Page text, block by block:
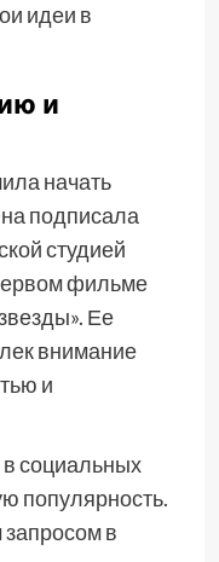
идеи в
и
начать
подписала
студией
фильме
Ее
внимание
и
в социальных
популярность.
в